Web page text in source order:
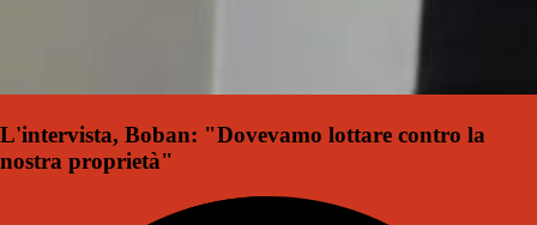
L'intervista, Boban: "Dovevamo lottare contro la
nostra proprietà"